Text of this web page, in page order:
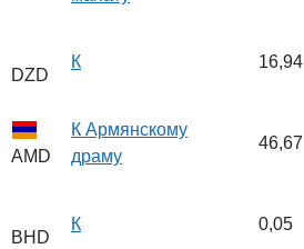
DZD
К 16,94
AMD
К Армянскому
драму
46,67
BHD
К 0,05